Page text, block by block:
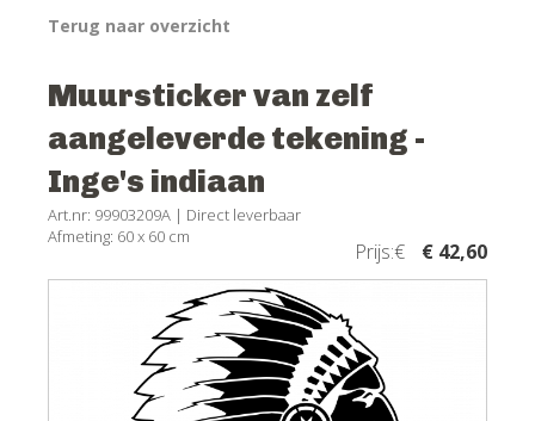
Terug naar overzicht
Muursticker van zelf
aangeleverde tekening -
Inge's indiaan
Art.nr: 99903209A | Direct leverbaar
Afmeting: 60 x 60 cm
Prijs:€ € 42,60